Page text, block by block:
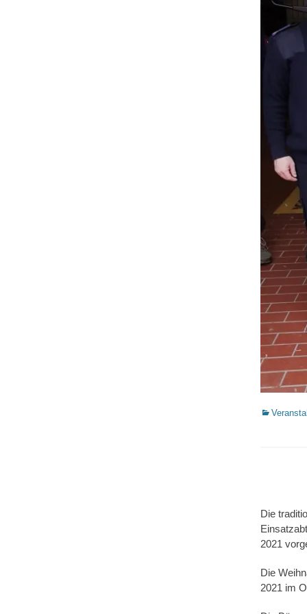
Kategorien
Die
2021
Die
2021 im